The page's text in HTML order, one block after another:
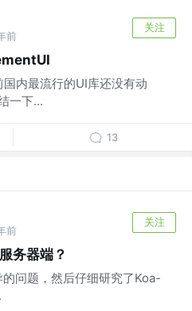
前
关注
内最流行的UI库还没有动
一下...
13
前
关注
务器端？
问题，然后仔细研究了Koa-